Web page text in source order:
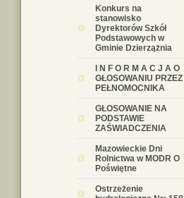
Konkurs na
stanowisko
Dyrektorów Szkół
Podstawowych w
Gminie Dzierzążnia
I N F O R M A C J A O
GŁOSOWANIU PRZEZ
PEŁNOMOCNIKA
GŁOSOWANIE NA
PODSTAWIE
ZAŚWIADCZENIA
Mazowieckie Dni
Rolnictwa w MODR O
Poświętne
Ostrzeżenie